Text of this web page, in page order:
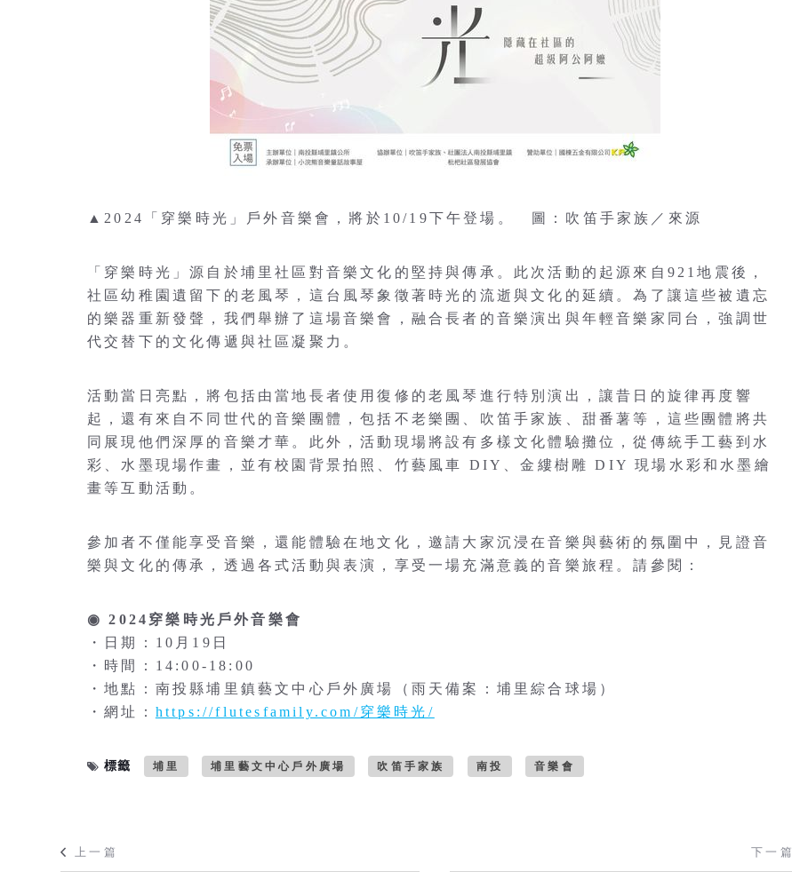
▲2024「穿樂時光」戶外音樂會，將於10/19下午登場。 圖：吹笛手家族／來源
「穿樂時光」源自於埔里社區對音樂文化的堅持與傳承。此次活動的起源來自921地震後，
社區幼稚園遺留下的老風琴，這台風琴象徵著時光的流逝與文化的延續。為了讓這些被遺忘
的樂器重新發聲，我們舉辦了這場音樂會，融合長者的音樂演出與年輕音樂家同台，強調世
代交替下的文化傳遞與社區凝聚力。
活動當日亮點，將包括由當地長者使用復修的老風琴進行特別演出，讓昔日的旋律再度響
起，還有來自不同世代的音樂團體，包括不老樂團、吹笛手家族、甜番薯等，這些團體將共
同展現他們深厚的音樂才華。此外，活動現場將設有多樣文化體驗攤位，從傳統手工藝到水
彩、水墨現場作畫，並有校園背景拍照、竹藝風車 DIY、金縷樹雕 DIY 現場水彩和水墨繪
畫等互動活動。
參加者不僅能享受音樂，還能體驗在地文化，邀請大家沉浸在音樂與藝術的氛圍中，見證音
樂與文化的傳承，透過各式活動與表演，享受一場充滿意義的音樂旅程。請參閱：
◉ 2024穿樂時光戶外音樂會
・日期：10月19日
・時間：14:00-18:00
・地點：南投縣埔里鎮藝文中心戶外廣場（雨天備案：埔里綜合球場）
・網址： https://flutesfamily.com/穿樂時光/
標籤 埔里 埔里藝文中心戶外廣場 吹笛手家族 南投 音樂會
上一篇 下一篇